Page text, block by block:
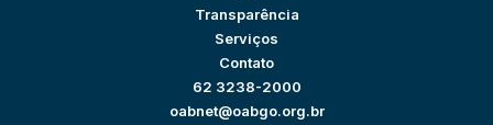
Transparência
Serviços
Contato
62 3238-2000
oabnet@oabgo.org.br